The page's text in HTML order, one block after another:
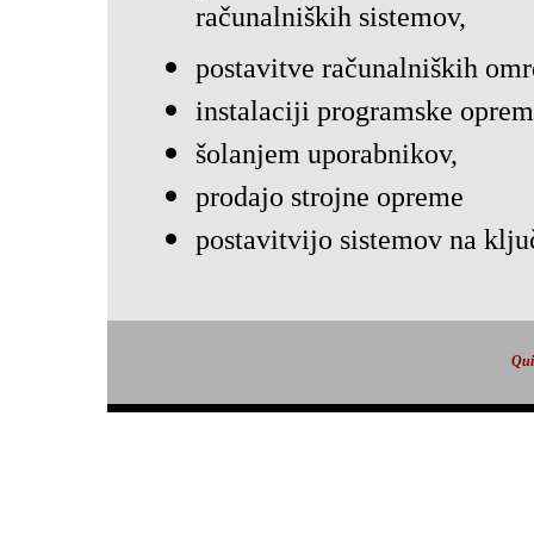
računalniških sistemov,
postavitve računalniških
instalaciji programske
šolanjem uporabnikov,
prodajo strojne opreme
postavitvijo sistemov na